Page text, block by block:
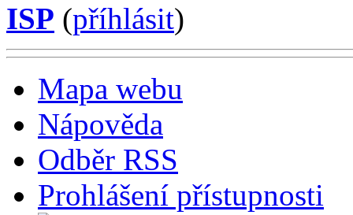
ISP (příhlásit)
Mapa webu
Nápověda
Odběr RSS
Prohlášení přístupnosti